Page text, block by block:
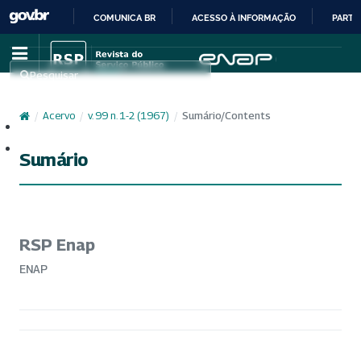
IR
PARA
CONTEÚDO
COMUNICA BR ACESSO À INFORMAÇÃO
Pesquisar
/ Acervo / v. 99 n. 1-2 (1967) / Sumário/Contents
Sumário
RSP Enap
ENAP